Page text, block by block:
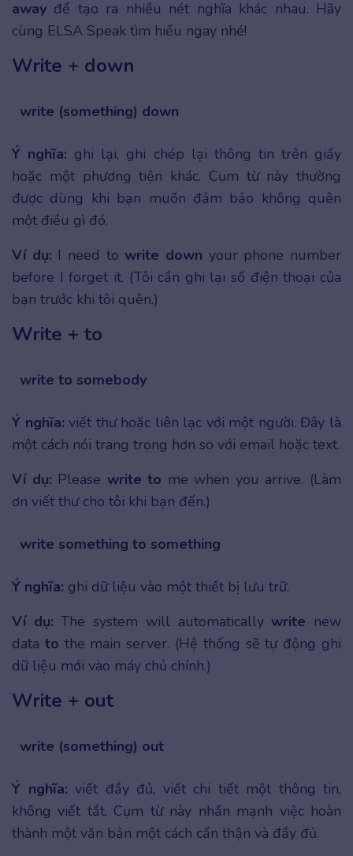
away để tạo ra nhiều nét nghĩa khác nhau. Hãy
cùng ELSA Speak tìm hiểu ngay nhé!
Write + down
write (something) down
Ý nghĩa: ghi lại, ghi chép lại thông tin trên giấy
hoặc một phương tiện khác. Cụm từ này thường
được dùng khi bạn muốn đảm bảo không quên
một điều gì đó.
Ví dụ: I need to write down your phone number
before I forget it. (Tôi cần ghi lại số điện thoại của
bạn trước khi tôi quên.)
Write + to
write to somebody
Ý nghĩa: viết thư hoặc liên lạc với một người. Đây là
một cách nói trang trọng hơn so với email hoặc text.
Ví dụ: Please write to me when you arrive. (Làm
ơn viết thư cho tôi khi bạn đến.)
write something to something
Ý nghĩa: ghi dữ liệu vào một thiết bị lưu trữ.
Ví dụ: The system will automatically write new
data to the main server. (Hệ thống sẽ tự động ghi
dữ liệu mới vào máy chủ chính.)
Write + out
write (something) out
Ý nghĩa: viết đầy đủ, viết chi tiết một thông tin,
không viết tắt. Cụm từ này nhấn mạnh việc hoàn
thành một văn bản một cách cẩn thận và đầy đủ.